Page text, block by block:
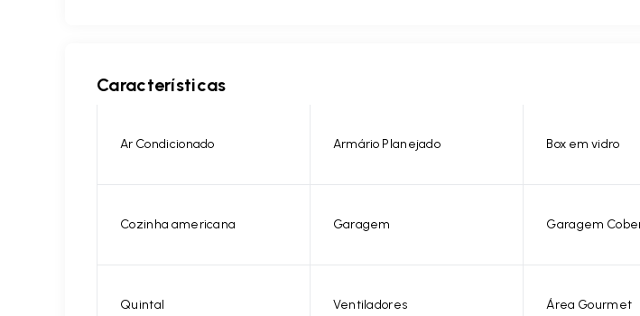
Características
Ar Condicionado Armário Planejado Box em vidro
Cozinha americana Garagem Garagem
Quintal Ventiladores Área Gourmet